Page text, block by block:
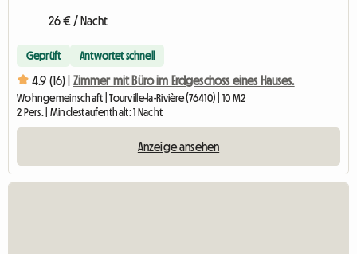
26 € / Nacht
Geprüft Antwortet schnell
4.9 (16) | Zimmer mit Büro im Erdgeschoss eines Hauses.
Wohngemeinschaft | Tourville-la-Rivière (76410) | 10 M2
2 Pers. | Mindestaufenthalt: 1 Nacht
Anzeige ansehen